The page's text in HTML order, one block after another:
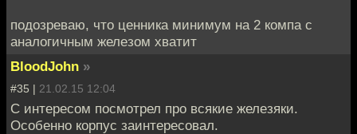
подозреваю, что ценника минимум на 2 компа с
аналогичным железом хватит
BloodJohn »
#35 | 21.02.15 12:04
С интересом посмотрел про всякие железяки.
Особенно корпус заинтересовал.